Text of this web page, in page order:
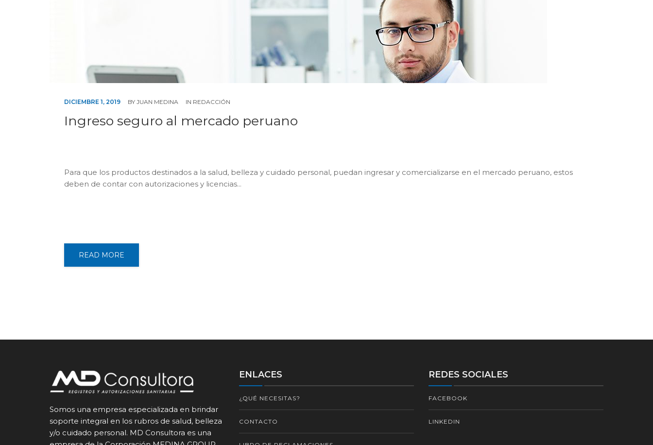
DICIEMBRE 1, 2019 BY JUAN MEDINA IN REDACCIÓN
Ingreso seguro al mercado peruano
Para que los productos destinados a la salud, belleza y cuidado personal, puedan ingresar y comercializarse en el mercado peruano, estos
deben de contar con autorizaciones y licencias...
READ MORE
Somos una empresa especializada en brindar
soporte integral en los rubros de salud, belleza
y/o cuidado personal. MD Consultora es una
ENLACES
¿QUÉ NECESITAS?
CONTACTO
REDES SOCIALES
FACEBOOK
LINKEDIN